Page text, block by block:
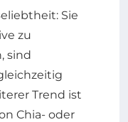
Sie
zu
sind
Trend ist
Chia- oder